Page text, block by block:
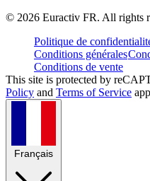
© 2026 Euractiv FR. All rights
Politique de
Conditions générales
Conditions de vente
This site is protected by
Policy and Terms of Service
Français